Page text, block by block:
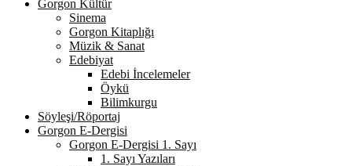
Gorgon Kültür
Sinema
Gorgon Kitaplığı
Müzik & Sanat
Edebiyat
Edebi İncelemeler
Öykü
Bilimkurgu
Söyleşi/Röportaj
Gorgon E-Dergisi
Gorgon E-Dergisi 1. Sayı
1. Sayı Yazıları